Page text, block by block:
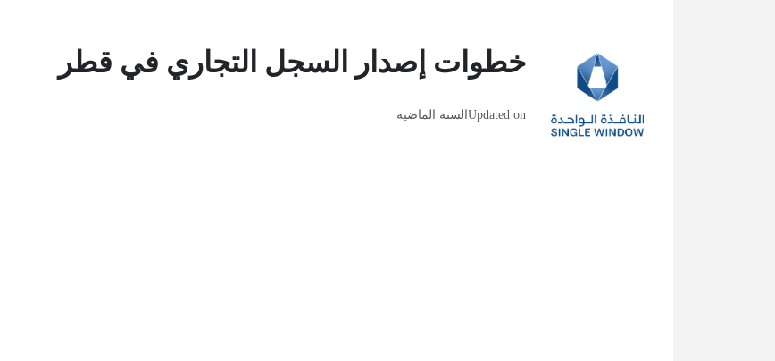
خطوات إصدار السجل التجاري في قطر
Updated onالسنة الماضية